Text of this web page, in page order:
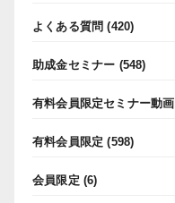
よくある質問 (420)
助成金セミナー (548)
有料会員限定セミナー動画
有料会員限定 (598)
会員限定 (6)